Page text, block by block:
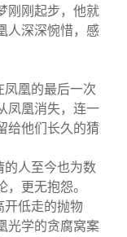
刚刚起步，他就
人深深惋惜，感
凤凰的最后一次
凤凰消失，连一
给他们长久的猜
人至今也为数
更无抱怨。
开低走的抛物
光学的贪腐窝案